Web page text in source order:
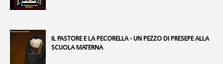
IL PASTORE E LA PECORELLA - UN PEZZO DI PRESEPE ALLA
SCUOLA MATERNA